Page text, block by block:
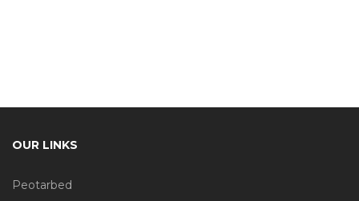
OUR LINKS
Peotarbed